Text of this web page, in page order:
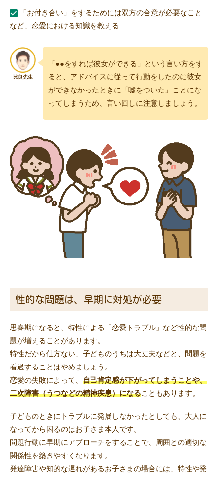
「お付き合い」をするためには双方の合意が必要なこと
など、恋愛における知識を教える
「●●をすれば彼女ができる」という言い方をす
ると、アドバイスに従って行動をしたのに彼女
ができなかったときに「嘘をついた」ことにな
ってしまうため、言い回しに注意しましょう。
性的な問題は、早期に対処が必要
思春期になると、特性による「恋愛トラブル」など性的な問
題が増えることがあります。
特性だから仕方ない、子どものうちは大丈夫などと、問題を
看過することはやめましょう。
恋愛の失敗によって、 自己肯定感が下がってしまうことや、
二次障害（うつなどの精神疾患）になることもあります。
子どものときにトラブルに発展しなかったとしても、大人に
なってから困るのはお子さま本人です。
問題行動に早期にアプローチをすることで、周囲との適切な
関係性を築きやすくなります。
発達障害や知的な遅れがあるお子さまの場合には、特性や発